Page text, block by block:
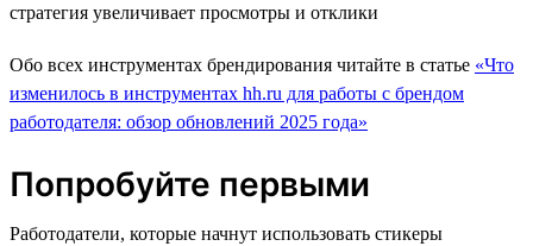
стратегия увеличивает просмотры и отклики
Обо всех инструментах брендирования читайте в статье «Что
изменилось в инструментах hh.ru для работы с брендом
работодателя: обзор обновлений 2025 года»
Попробуйте первыми
Работодатели, которые начнут использовать стикеры